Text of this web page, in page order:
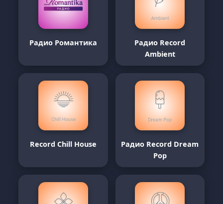
Радио Романтика
Радио Record
Ambient
Record Chill House
Радио Record Dream
Pop